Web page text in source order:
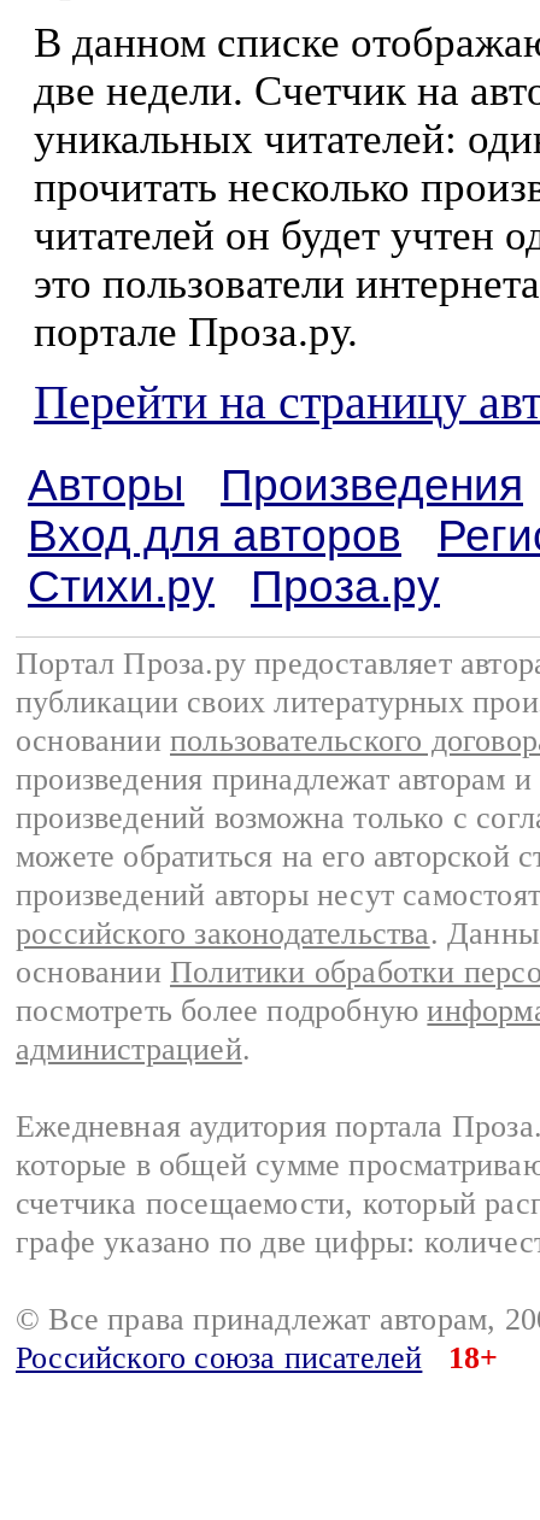
В данном списке
две недели. Счетчик на
уникальных читателей:
прочитать несколько
читателей он будет учтен
это пользователи
портале Проза.ру.
Перейти на страницу
Авторы
Произведения
Вход для авторов
Стихи.ру
Проза.ру
Портал Проза.ру предоставляет
публикации своих литературных
основании пользовательского
произведения принадлежат авторам
произведений возможна только с
можете обратиться на его авторской
произведений авторы несут
российского законодательства.
основании Политики обработки
посмотреть более подробную
администрацией.
Ежедневная аудитория портала
которые в общей сумме
счетчика посещаемости, который
графе указано по две цифры:
© Все права принадлежат авторам,
Российского союза писателей
18+